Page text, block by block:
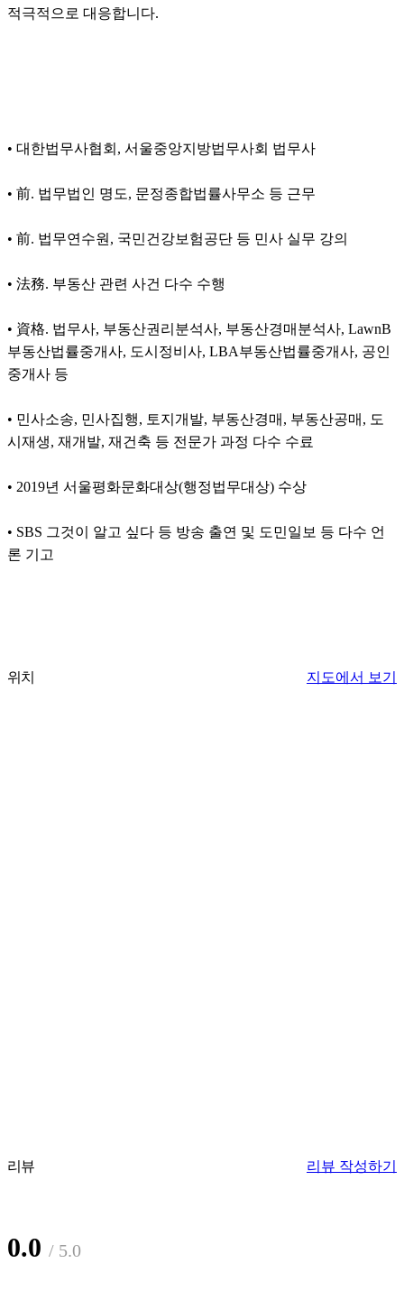
적극적으로 대응합니다.
• 대한법무사협회, 서울중앙지방법무사회 법무사
• 前. 법무법인 명도, 문정종합법률사무소 등 근무
• 前. 법무연수원, 국민건강보험공단 등 민사 실무 강의
• 法務. 부동산 관련 사건 다수 수행
• 資格. 법무사, 부동산권리분석사, 부동산경매분석사, LawnB
부동산법률중개사, 도시정비사, LBA부동산법률중개사, 공인
중개사 등
• 민사소송, 민사집행, 토지개발, 부동산경매, 부동산공매, 도
시재생, 재개발, 재건축 등 전문가 과정 다수 수료
• 2019년 서울평화문화대상(행정법무대상) 수상
• SBS 그것이 알고 싶다 등 방송 출연 및 도민일보 등 다수 언
론 기고
위치 지도에서 보기
리뷰
0.0 / 5.0
리뷰 작성하기